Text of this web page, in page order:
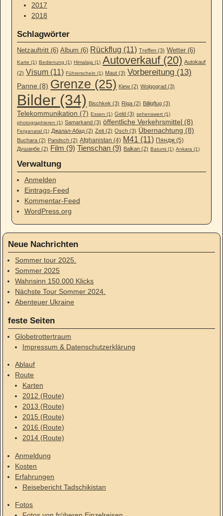
2017
2018
Schlagwörter
Netzauftritt (6) Album (6) Rückflug (11) Treffen (3) Wetter (6)
Karte (1) Bedienung (1) Himalaja (1) Autoverkauf (20) Autokauf
(2) Visum (11) Führerschein (1) Maut (3) Vorbereitung (13)
Panne (8) Grenze (25) Kiew (2) Wolgograd (3)
Bilder (34) Bischkek (3) Riga (2) Billigflug (3)
Telekommunikation (7) Essen (1) Geld (3) sehenswert (1)
photographieren (1) Samarkand (3) öffentliche Verkehrsmittel (8)
Ferganatal (1) Джалал-Абад (2) Zeit (2) Osch (3) Übernachtung (8)
Buchara (2) Pandsch (2) Afghanistan (4) M41 (11) Пяндж (5)
Душанбе (2) Film (9) Tienschan (9) Balkan (2) Batumi (1) Ankara (1)
Verwaltung
Anmelden
Eintrags-Feed
Kommentar-Feed
WordPress.org
Neue Nachrichten
Sommer tour 2025.
Sommer 2025
Wahnsinn 150.000 Klicks
Nächste Tour Sommer 2024.
Abenteuer Ukraine
feste Seiten
Globetrottertraum
Impressum & Datenschutzerklärung
Ablauf
Route
Karten
2012 (Route)
2013 (Route)
2015 (Route)
2016 (Route)
2014 (Route)
Anmeldung
Kosten
Erfahrungen
Reisebericht Tadschikistan
Fotos